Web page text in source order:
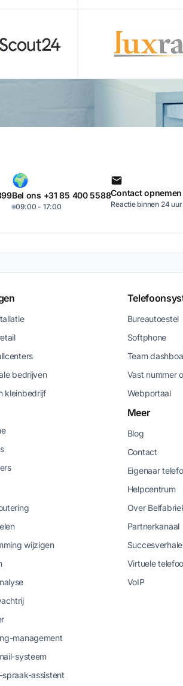
Bel ons +31 85 400 5588
09:00 - 17:00
Contact opnemen
Reactie binnen 24 uur
bedrijven
kleinbedrijf
wijzigen
management
systeem
assistent
Bureautoestel
Softphone
Team
Vast nummer
Webportaal
Meer
Blog
Contact
Eigenaar
Helpcentrum
Over
Partnerkanaal
Virtuele
VoIP